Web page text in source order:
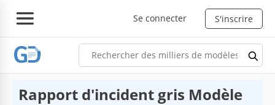
Se connecter S'inscrire
Rapport d'incident gris Modèle